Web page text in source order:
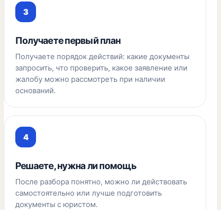
Получаете первый план
Получаете порядок действий: какие документы
запросить, что проверить, какое заявление или
жалобу можно рассмотреть при наличии
оснований.
Решаете, нужна ли помощь
После разбора понятно, можно ли действовать
самостоятельно или лучше подготовить
документы с юристом.